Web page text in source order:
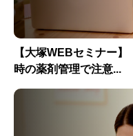
【大塚WEBセミナー
時の薬剤管理で注意...